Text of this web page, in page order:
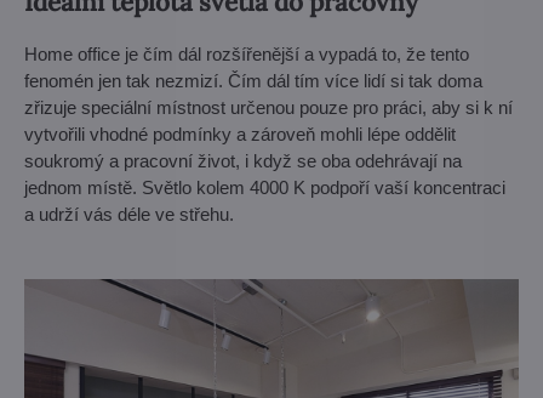
Home office je čím dál rozšířenější a vypadá to, že tento
fenomén jen tak nezmizí. Čím dál tím více lidí si tak doma
zřizuje speciální místnost určenou pouze pro práci, aby si k ní
vytvořili vhodné podmínky a zároveň mohli lépe oddělit
soukromý a pracovní život, i když se oba odehrávají na
jednom místě. Světlo kolem 4000 K podpoří vaší koncentraci
a udrží vás déle ve střehu.